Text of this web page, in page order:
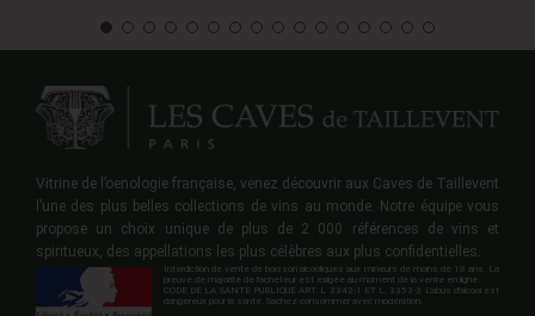
Vitrine de l’oenologie française, venez découvrir aux Caves de Taillevent
l’une des plus belles collections de vins au monde. Notre équipe vous
propose un choix unique de plus de 2 000 références de vins et
spiritueux, des appellations les plus célèbres aux plus confidentielles.
Interdiction de vente de boisson alcooliques aux mineurs de moins de 18 ans. La
preuve de majorité de l'acheteur est exigée au moment de la vente en ligne.
CODE DE LA SANTE PUBLIQUE ART. L 3342-1 ET L. 3353-3 L'abus d'alcool est
dangereux pour la santé. Sachez consommer avec modération.